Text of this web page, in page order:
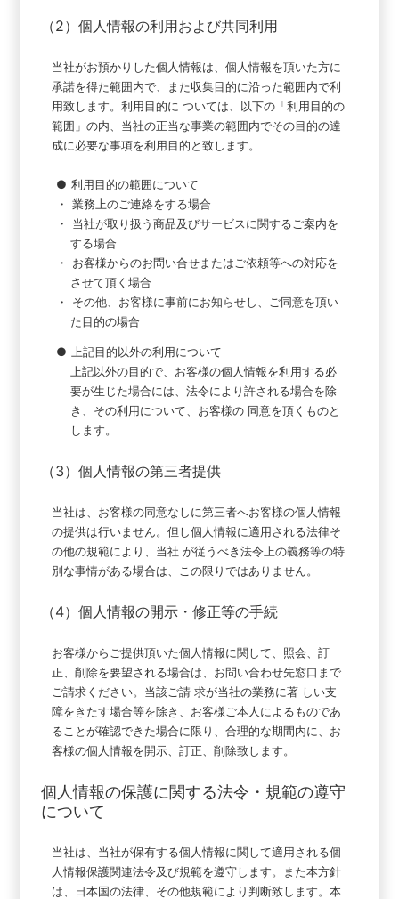
（2）個人情報の利用および共同利用
当社がお預かりした個人情報は、個人情報を頂いた方に
承諾を得た範囲内で、また収集目的に沿った範囲内で利
用致します。利用目的に ついては、以下の「利用目的の
範囲」の内、当社の正当な事業の範囲内でその目的の達
成に必要な事項を利用目的と致します。
● 利用目的の範囲について
・
業務上のご連絡をする場合
・
当社が取り扱う商品及びサービスに関するご案内を
する場合
・
お客様からのお問い合せまたはご依頼等への対応を
させて頂く場合
・
その他、お客様に事前にお知らせし、ご同意を頂い
た目的の場合
●
上記目的以外の利用について
上記以外の目的で、お客様の個人情報を利用する必
要が生じた場合には、法令により許される場合を除
き、その利用について、お客様の 同意を頂くものと
します。
（3）個人情報の第三者提供
当社は、お客様の同意なしに第三者へお客様の個人情報
の提供は行いません。但し個人情報に適用される法律そ
の他の規範により、当社 が従うべき法令上の義務等の特
別な事情がある場合は、この限りではありません。
（4）個人情報の開示・修正等の手続
お客様からご提供頂いた個人情報に関して、照会、訂
正、削除を要望される場合は、お問い合わせ先窓口まで
ご請求ください。当該ご請 求が当社の業務に著 しい支
障をきたす場合等を除き、お客様ご本人によるものであ
ることが確認できた場合に限り、合理的な期間内に、お
客様の個人情報を開示、訂正、削除致します。
個人情報の保護に関する法令・規範の遵守
について
当社は、当社が保有する個人情報に関して適用される個
人情報保護関連法令及び規範を遵守します。また本方針
は、日本国の法律、その他規範により判断致します。本